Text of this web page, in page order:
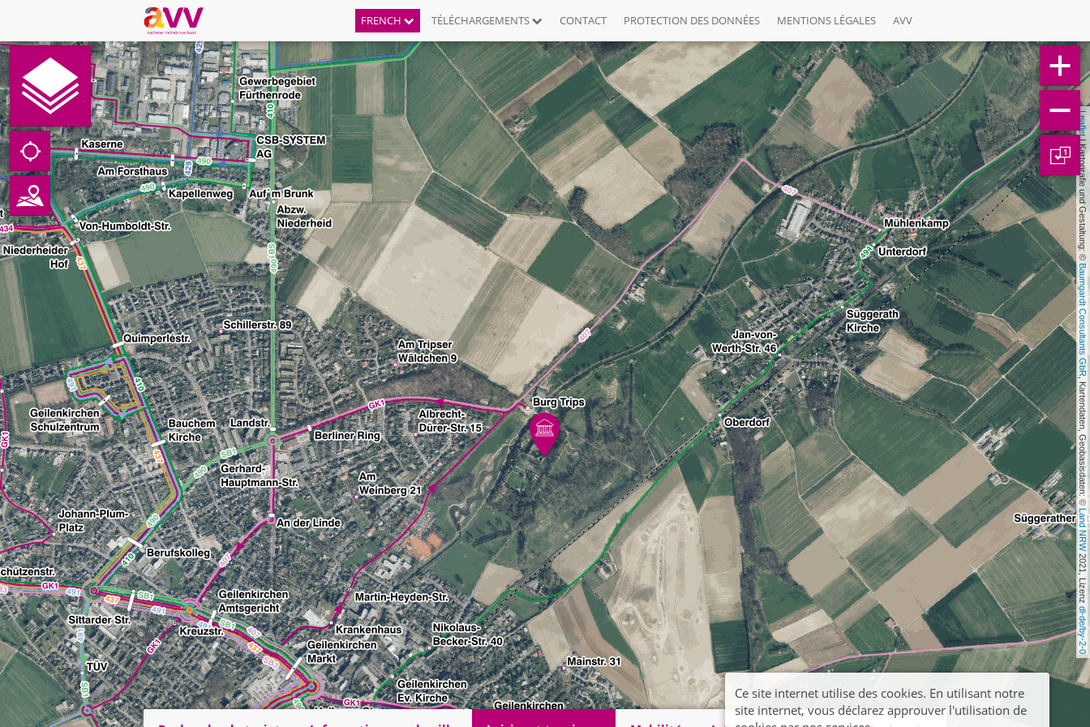
FRENCH TÉLÉCHARGEMENTS CONTACT PROTECTION DES DONNÉES MENTIONS LÉGALES AVV
Leaflet
| Kartografie und Gestaltung: ©
Baumgardt Consultants GbR
, Kartendaten, Geobasisdaten: ©
Land NRW
2021, Lizenz
dl-de/by-2-0
1
Ce site internet utilise des cookies. En utilisant notre
site internet, vous déclarez approuver l'utilisation de